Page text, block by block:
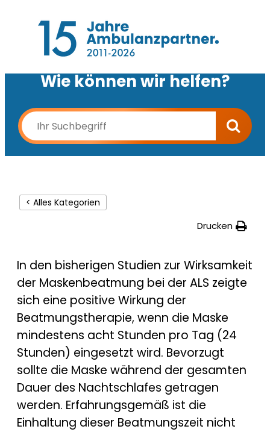
Wie können wir helfen?
< Alles Kategorien
Drucken
In den bisherigen Studien zur Wirksamkeit
der Maskenbeatmung bei der ALS zeigte
sich eine positive Wirkung der
Beatmungstherapie, wenn die Maske
mindestens acht Stunden pro Tag (24
Stunden) eingesetzt wird. Bevorzugt
sollte die Maske während der gesamten
Dauer des Nachtschlafes getragen
werden. Erfahrungsgemäß ist die
Einhaltung dieser Beatmungszeit nicht